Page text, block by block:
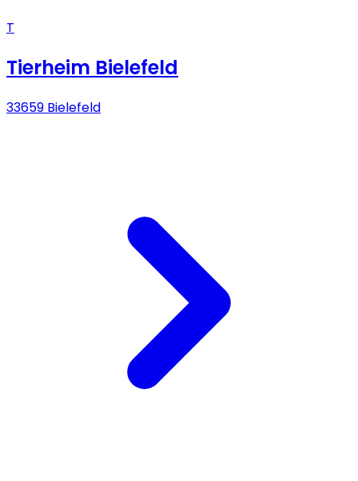
T
Tierheim Bielefeld
33659 Bielefeld